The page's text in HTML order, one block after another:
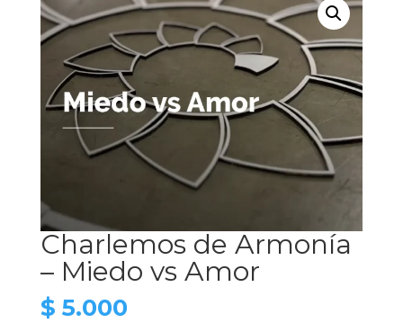
Charlemos de Armonía
– Miedo vs Amor
$ 5.000